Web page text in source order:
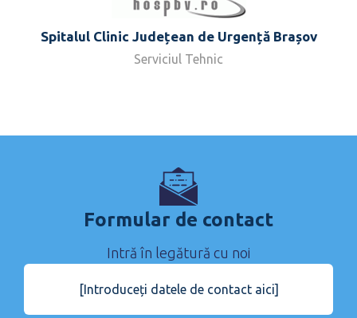
Spitalul Clinic Județean de Urgență Brașov
Serviciul Tehnic
Formular de contact
Intră în legătură cu noi
[Introduceți datele de contact aici]